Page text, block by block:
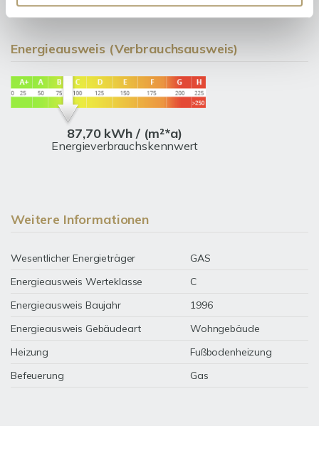
Energieausweis (Verbrauchsausweis)
87,70 kWh / (m²*a)
Energieverbrauchskennwert
Weitere Informationen
Wesentlicher Energieträger
GAS
Energieausweis Werteklasse
C
Energieausweis Baujahr
1996
Energieausweis Gebäudeart
Wohngebäude
Heizung
Fußbodenheizung
Befeuerung
Gas